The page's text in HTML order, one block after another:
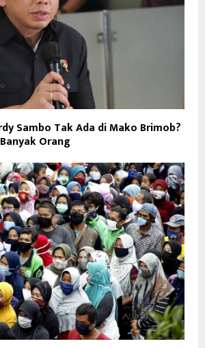
Sambo Tak Ada di Mako Brimob?
Orang